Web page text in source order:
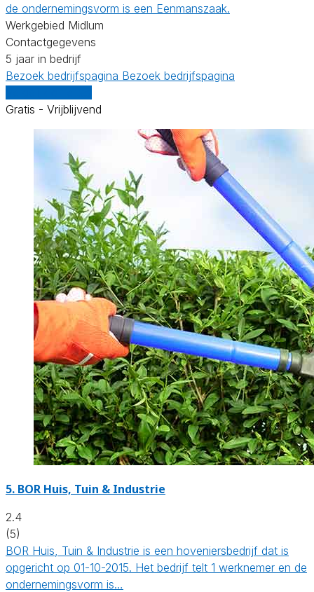
de ondernemingsvorm is een Eenmanszaak.
Werkgebied Midlum
Contactgegevens
5 jaar in bedrijf
Bezoek bedrijfspagina Bezoek bedrijfspagina
Gratis - Vrijblijvend
5. BOR Huis, Tuin & Industrie
2.4
(5)
BOR Huis, Tuin & Industrie is een hoveniersbedrijf dat is
opgericht op 01-10-2015. Het bedrijf telt 1 werknemer en de
ondernemingsvorm is…